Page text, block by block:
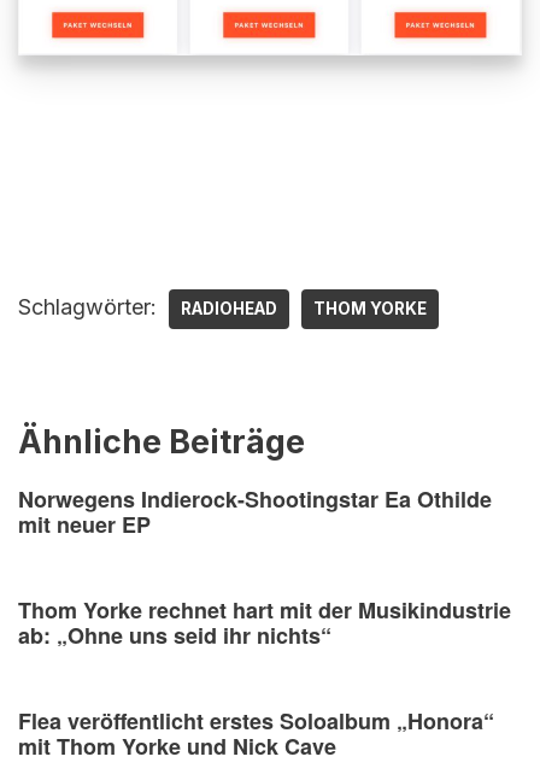
Schlagwörter: RADIOHEAD THOM YORKE
Ähnliche Beiträge
Norwegens Indierock-Shootingstar Ea Othilde
mit neuer EP
Thom Yorke rechnet hart mit der Musikindustrie
ab: „Ohne uns seid ihr nichts“
Flea veröffentlicht erstes Soloalbum „Honora“
mit Thom Yorke und Nick Cave